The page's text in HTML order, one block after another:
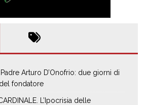
Arturo D’Onofrio: due giorni di
fondatore
L’Ipocrisia delle